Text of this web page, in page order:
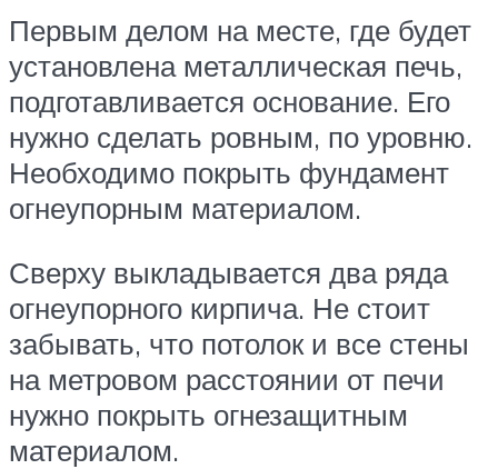
Первым делом на месте, где будет
установлена металлическая печь,
подготавливается основание. Его
нужно сделать ровным, по уровню.
Необходимо покрыть фундамент
огнеупорным материалом.
Сверху выкладывается два ряда
огнеупорного кирпича. Не стоит
забывать, что потолок и все стены
на метровом расстоянии от печи
нужно покрыть огнезащитным
материалом.